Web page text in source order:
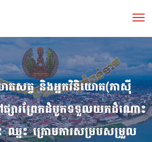
ាតសត្វ និងអ្នកវិនិយោគ(ភាសុី
សារព្រែកដំបូកទទួលយកដំណោះ
ឈ្នះ ក្រោមការសម្របសម្រួល